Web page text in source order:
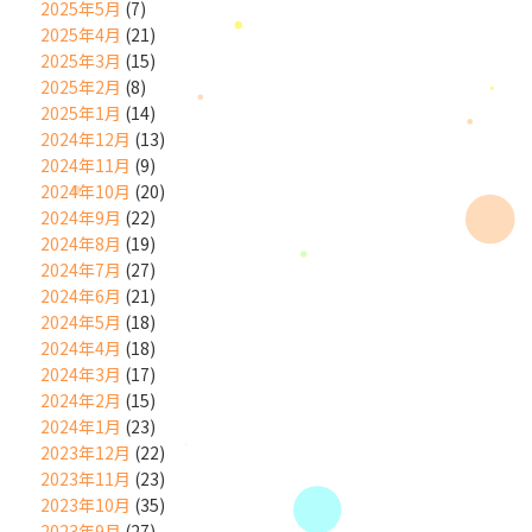
2025年5月 (7)
2025年4月 (21)
2025年3月 (15)
2025年2月 (8)
2025年1月 (14)
2024年12月 (13)
2024年11月 (9)
2024年10月 (20)
2024年9月 (22)
2024年8月 (19)
2024年7月 (27)
2024年6月 (21)
2024年5月 (18)
2024年4月 (18)
2024年3月 (17)
2024年2月 (15)
2024年1月 (23)
2023年12月 (22)
2023年11月 (23)
2023年10月 (35)